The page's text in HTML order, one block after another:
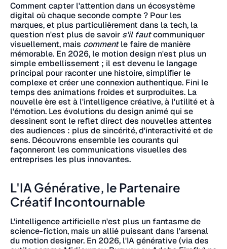
Comment capter l'attention dans un écosystème
digital où chaque seconde compte ? Pour les
marques, et plus particulièrement dans la tech, la
question n'est plus de savoir s'il fautcommuniquer
visuellement, mais commentle faire de manière
mémorable. En 2026, le motion design n'est plus un
simple embellissement ; il est devenu le langage
principal pour raconter une histoire, simplifier le
complexe et créer une connexion authentique. Fini le
temps des animations froides et surproduites. La
nouvelle ère est à l'intelligence créative, à l'utilité et à
l'émotion. Les évolutions du design animé qui se
dessinent sont le reflet direct des nouvelles attentes
des audiences : plus de sincérité, d'interactivité et de
sens. Découvrons ensemble les courants qui
façonneront les communications visuelles des
entreprises les plus innovantes.
L'IA Générative, le Partenaire
Créatif Incontournable
L'intelligence artificielle n'est plus un fantasme de
science-fiction, mais un allié puissant dans l'arsenal
du motion designer. En 2026, l'IA générative (via des